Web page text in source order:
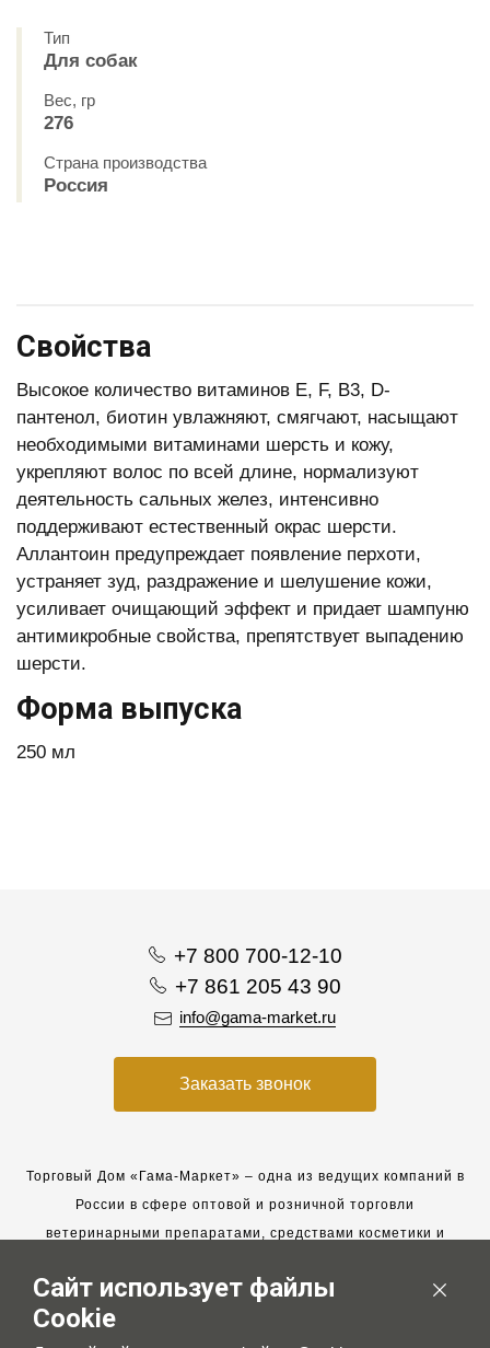
Тип
Для собак
Вес, гр
276
Страна производства
Россия
Свойства
Высокое количество витаминов E, F, B3, D-
пантенол, биотин увлажняют, смягчают, насыщают
необходимыми витаминами шерсть и кожу,
укрепляют волос по всей длине, нормализуют
деятельность сальных желез, интенсивно
поддерживают естественный окрас шерсти.
Аллантоин предупреждает появление перхоти,
устраняет зуд, раздражение и шелушение кожи,
усиливает очищающий эффект и придает шампуню
антимикробные свойства, препятствует выпадению
шерсти.
Форма выпуска
250 мл
+7 800 700-12-10
+7 861 205 43 90
info@gama-market.ru
Заказать звонок
Торговый Дом «Гама-Маркет» – одна из ведущих компаний в
России в сфере оптовой и розничной торговли
ветеринарными препаратами, средствами косметики и
Мы работаем с 2005 года. Мы приглашаем к сотрудничеству
новых клиентов и всегда рассчитываем на взаимовыгодные,
Сайт использует файлы
Cookie